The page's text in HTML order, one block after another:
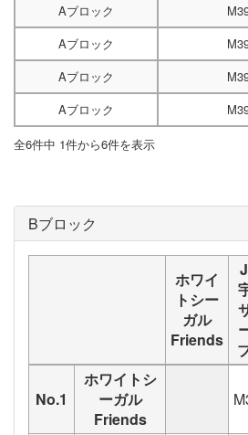
Aブロック
Aブロック
Aブロック
Aブロック
全6件中 1件から6件を表示
Bブロック
ホワイ
トシー
ガル
Friends
No.1
ホワイトシ
ーガル
Friends